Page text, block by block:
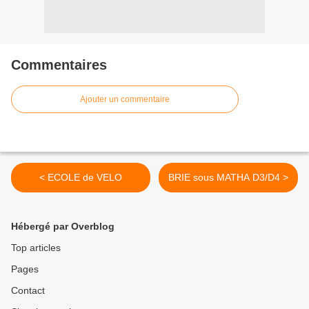
Commentaires
Ajouter un commentaire
< ECOLE de VELO BRIE sous MATHA D3/D4 >
Hébergé par Overblog
Top articles
Pages
Contact